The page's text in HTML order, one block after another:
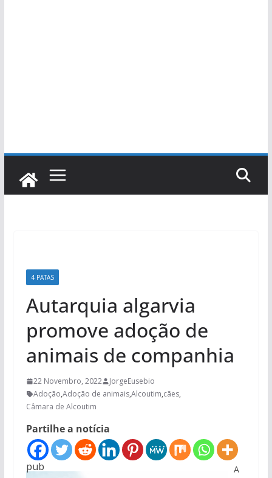
4 PATAS
Autarquia algarvia
promove adoção de
animais de companhia
22 Novembro, 2022
JorgeEusebio
Adoção,Adoção de animais,Alcoutim,cães,
Câmara de Alcoutim
Partilhe a notícia
pub
A